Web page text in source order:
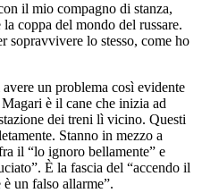
il mio compagno di stanza,
coppa del mondo del russare.
sopravvivere lo stesso, come ho
un problema così evidente
è il cane che inizia ad
dei treni lì vicino. Questi
Stanno in mezzo a
il “lo ignoro bellamente” e
È la fascia del “accendo il
un falso allarme”.